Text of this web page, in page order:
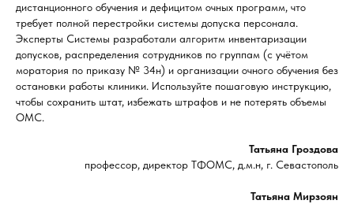
дистанционного обучения и дефицитом очных программ, что
требует полной перестройки системы допуска персонала.
Эксперты Системы разработали алгоритм инвентаризации
допусков, распределения сотрудников по группам (с учётом
моратория по приказу № 34н) и организации очного обучения без
остановки работы клиники. Используйте пошаговую инструкцию,
чтобы сохранить штат, избежать штрафов и не потерять объемы
ОМС.
Татьяна Гроздова
профессор, директор ТФОМС, д.м.н, г. Севастополь
Татьяна Мирзоян